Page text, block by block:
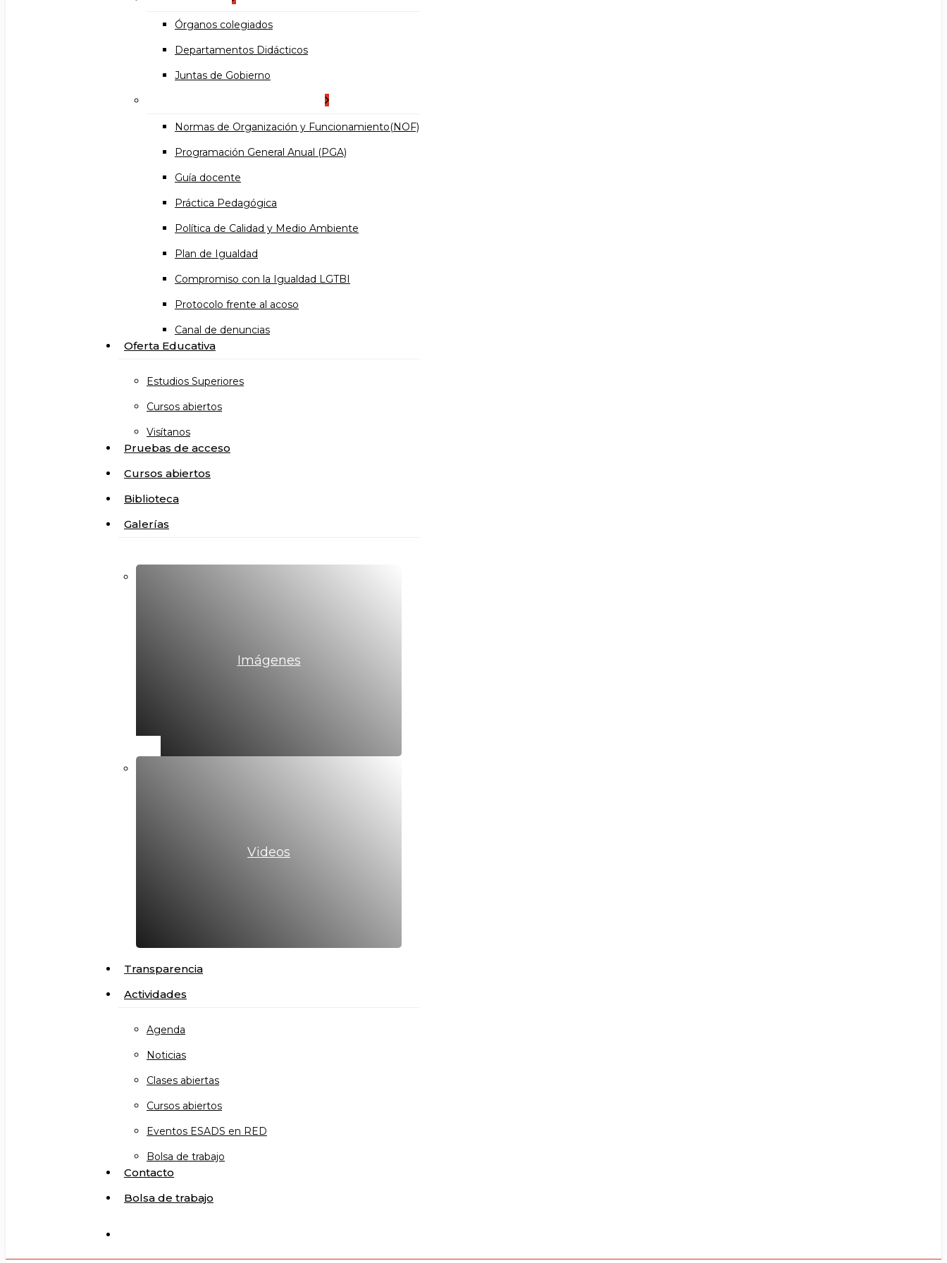
Órganos colegiados
Departamentos Didácticos
Juntas de Gobierno
Normas de Organización y Funcionamiento(NOF)
Programación General Anual (PGA)
Guía docente
Práctica Pedagógica
Política de Calidad y Medio Ambiente
Plan de Igualdad
Compromiso con la Igualdad LGTBI
Protocolo frente al acoso
Canal de denuncias
Oferta Educativa
Estudios Superiores
Cursos abiertos
Visítanos
Pruebas de acceso
Cursos abiertos
Biblioteca
Galerías
Imágenes
Videos
Transparencia
Actividades
Agenda
Noticias
Clases abiertas
Cursos abiertos
Eventos ESADS en RED
Bolsa de trabajo
Contacto
Bolsa de trabajo